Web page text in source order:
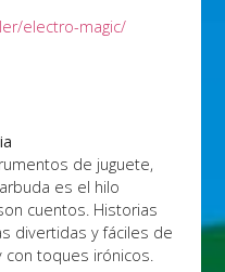
electro-magic/
de juguete,
es el hilo
cuentos. Historias
divertidas y fáciles de
con toques irónicos.